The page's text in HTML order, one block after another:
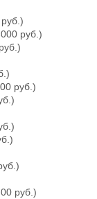
руб.)
руб.)
руб.)